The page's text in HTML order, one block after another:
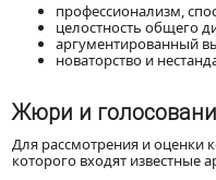
профессионализм,
целостность общего
аргументированный
новаторство и
Жюри и
Для рассмотрения и оценки
которого входят